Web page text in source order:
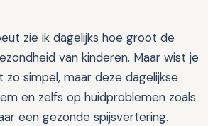
zie ik dagelijks hoe groot de
van kinderen. Maar wist je
simpel, maar deze dagelijkse
en zelfs op huidproblemen zoals
een gezonde spijsvertering.